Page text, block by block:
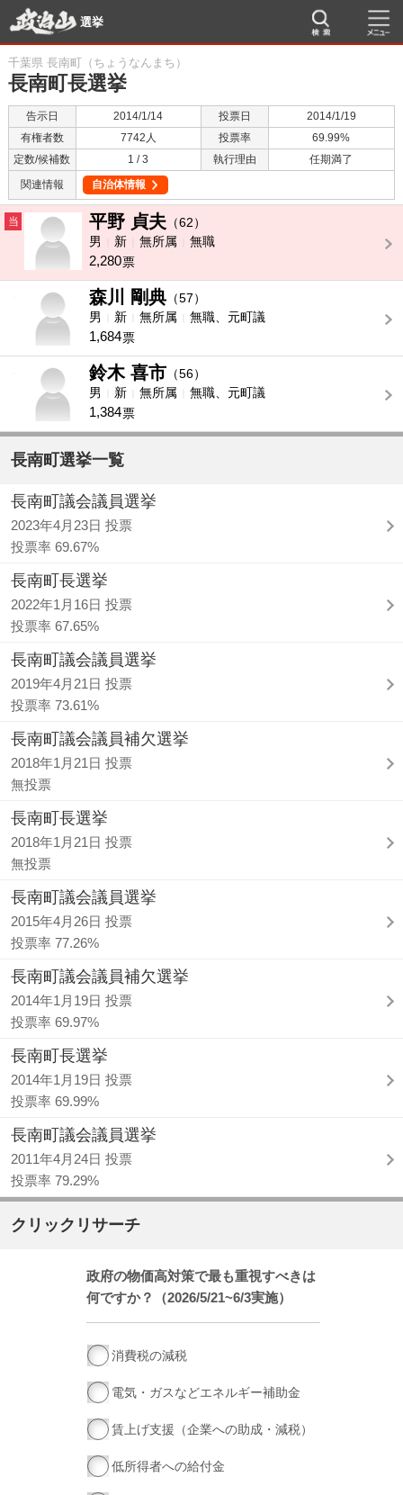
選挙
千葉県 長南町（ちょうなんまち）
長南町長選挙
告示日 2014/1/14 投票日
2014/1/19
有権者数
7742人 投票率
69.99%
定数/候補数
1 / 3 執行理由
任期満了
関連情報
自治体情報
当 平野 貞夫 （62）
男
新 無所属 無職
2,280票
森川 剛典 （57）
男
新 無所属 無職、元町議
1,684票
鈴木 喜市 （56）
男
新 無所属 無職、元町議
1,384票
長南町選挙一覧
長南町議会議員選挙
2023年4月23日 投票
投票率 69.67%
長南町長選挙
2022年1月16日 投票
投票率 67.65%
長南町議会議員選挙
2019年4月21日 投票
投票率 73.61%
長南町議会議員補欠選挙
2018年1月21日 投票
無投票
長南町長選挙
2018年1月21日 投票
無投票
長南町議会議員選挙
2015年4月26日 投票
投票率 77.26%
長南町議会議員補欠選挙
2014年1月19日 投票
投票率 69.97%
長南町長選挙
2014年1月19日 投票
投票率 69.99%
長南町議会議員選挙
2011年4月24日 投票
投票率 79.29%
クリックリサーチ
政府の物価高対策で最も重視すべきは
何ですか？（2026/5/21~6/3実施）
消費税の減税
電気・ガスなどエネルギー補助金
賃上げ支援（企業への助成・減税）
低所得者への給付金